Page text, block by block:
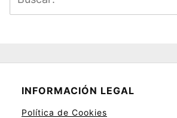
INFORMACIÓN LEGAL
Política de Cookies